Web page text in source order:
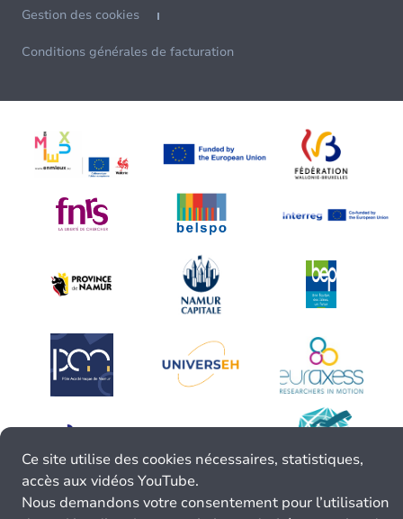
Gestion des cookies
Conditions générales de facturation
Ce site utilise des cookies nécessaires, statistiques,
accès aux vidéos YouTube.
Nous demandons votre consentement pour l’utilisation